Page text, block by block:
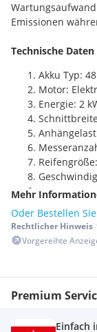
Emissionen
Technische Daten
Akku Typ:
Motor:
Energie: 2
**NEU**
Husqvarna
einer Laufzeit von
Leasing-Angebot
Leasingzeitraum!
Mehr
Oder Bestellen
Rechtlicher Hinweis
Vorgereihte
Premium
Einfach